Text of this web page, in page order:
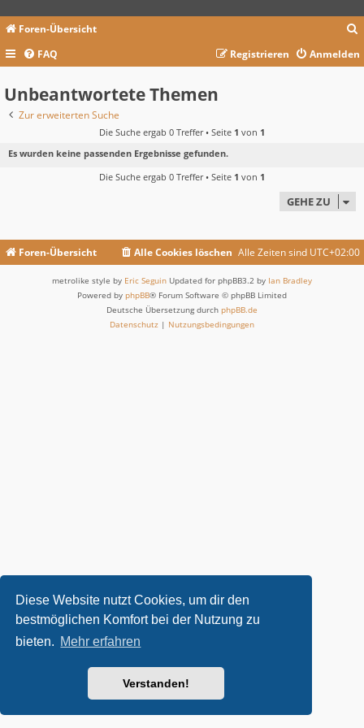
Diese Website nutzt Cookies, um dir den
bestmöglichen Komfort bei der Nutzung zu
bieten. Mehr erfahren
Verstanden!
Foren-Übersicht
c
FAQ Anmelden
Registrieren
Unbeantwortete Themen
Zur erweiterten Suche
Die Suche ergab 0 Treffer • Seite 1 von 1
Es wurden keine passenden Ergebnisse gefunden.
Die Suche ergab 0 Treffer • Seite 1 von 1
GEHE ZU
Foren-Übersicht Alle Zeiten sind UTC+02:00
Alle Cookies löschen
metrolike style by Eric Seguin Updated for phpBB3.2 by Ian Bradley
Powered by phpBB® Forum Software © phpBB Limited
Deutsche Übersetzung durch phpBB.de
Datenschutz | Nutzungsbedingungen